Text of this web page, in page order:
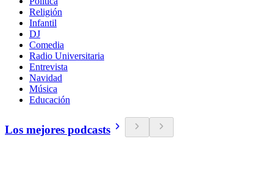
Religión
Infantil
DJ
Comedia
Radio Universitaria
Entrevista
Navidad
Música
Educación
Los mejores podcasts